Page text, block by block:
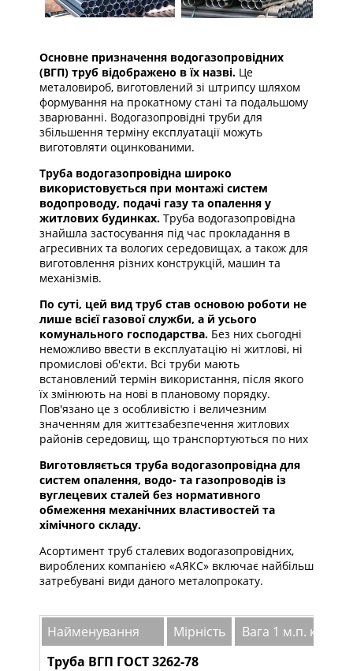
Основне призначення водогазопровідних
(ВГП) труб відображено в їх назві. Це
металовироб, виготовлений зі штрипсу шляхом
формування на прокатному стані та подальшому
зварюванні. Водогазопровідні труби для
збільшення терміну експлуатації можуть
виготовляти оцинкованими.
Труба водогазопровідна широко
використовується при монтажі систем
водопроводу, подачі газу та опалення у
житлових будинках. Труба водогазопровідна
знайшла застосування під час прокладання в
агресивних та вологих середовищах, а також для
виготовлення різних конструкцій, машин та
механізмів.
По суті, цей вид труб став основою роботи не
лише всієї газової служби, а й усього
комунального господарства. Без них сьогодні
неможливо ввести в експлуатацію ні житлові, ні
промислові об'єкти. Всі труби мають
встановлений термін використання, після якого
їх змінюють на нові в плановому порядку.
Пов'язано це з особливістю і величезним
значенням для життєзабезпечення житлових
районів середовищ, що транспортуються по них
Виготовляється труба водогазопровідна для
систем опалення, водо- та газопроводів із
вуглецевих сталей без нормативного
обмеження механічних властивостей та
хімічного складу.
Асортимент труб сталевих водогазопровідних,
вироблених компанією «АЯКС» включає найбільш
затребувані види даного металопрокату.
Найменування Мірність Вага 1 м.п. кг
Труба ВГП ГОСТ 3262-78